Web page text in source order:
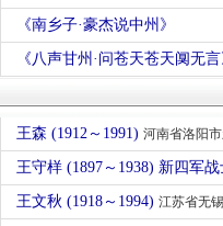
《南乡子·豪杰说中州》
《八声甘州·问苍天苍天阒无言
王森 (1912～1991) 河南省洛阳
王守样 (1897～1938) 新四军战
王文秋 (1918～1994) 江苏省无